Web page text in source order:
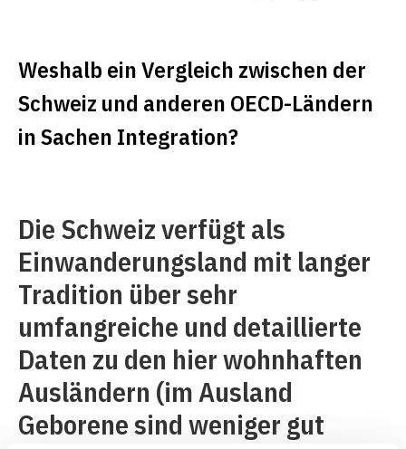
Weshalb ein Vergleich zwischen der
Schweiz und anderen OECD-Ländern
in Sachen Integration?
Die Schweiz verfügt als
Einwanderungsland mit langer
Tradition über sehr
umfangreiche und detaillierte
Daten zu den hier wohnhaften
Ausländern (im Ausland
Geborene sind weniger gut